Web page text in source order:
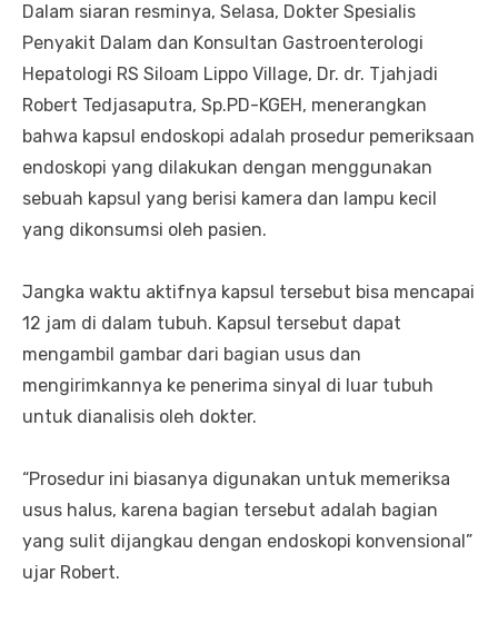
Dalam siaran resminya, Selasa, Dokter Spesialis
Penyakit Dalam dan Konsultan Gastroenterologi
Hepatologi RS Siloam Lippo Village, Dr. dr. Tjahjadi
Robert Tedjasaputra, Sp.PD-KGEH, menerangkan
bahwa kapsul endoskopi adalah prosedur pemeriksaan
endoskopi yang dilakukan dengan menggunakan
sebuah kapsul yang berisi kamera dan lampu kecil
yang dikonsumsi oleh pasien.
Jangka waktu aktifnya kapsul tersebut bisa mencapai
12 jam di dalam tubuh. Kapsul tersebut dapat
mengambil gambar dari bagian usus dan
mengirimkannya ke penerima sinyal di luar tubuh
untuk dianalisis oleh dokter.
“Prosedur ini biasanya digunakan untuk memeriksa
usus halus, karena bagian tersebut adalah bagian
yang sulit dijangkau dengan endoskopi konvensional”
ujar Robert.